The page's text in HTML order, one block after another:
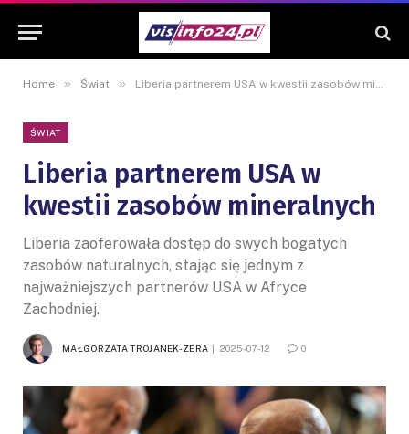
Home » Świat » Liberia partnerem USA w kwestii zasobów mineralnych
ŚWIAT
Liberia partnerem USA w
kwestii zasobów mineralnych
Liberia zaoferowała dostęp do swych bogatych
zasobów naturalnych, stając się jednym z
najważniejszych partnerów USA w Afryce
Zachodniej.
MAŁGORZATA TROJANEK-ZERA 2025-07-12 0